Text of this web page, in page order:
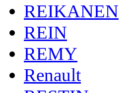
REIKANEN
REIN
REMY
Renault